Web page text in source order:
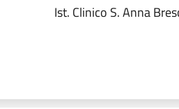
Ist. Clinico S. Anna